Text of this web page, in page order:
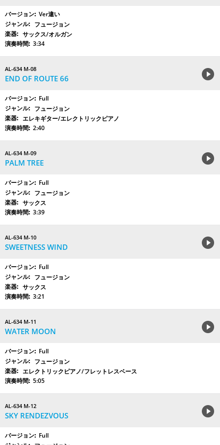
Ver違い
フュージョン
サックス/オルガン
3:34
AL-634 M-08
END OF ROUTE 66
Full
フュージョン
エレキギター/エレクトリックピアノ
2:40
AL-634 M-09
PALM TREE
Full
フュージョン
サックス
3:39
AL-634 M-10
SWEETNESS WIND
Full
フュージョン
サックス
3:21
AL-634 M-11
WATER MOON
Full
フュージョン
エレクトリックピアノ/フレットレスベース
5:05
AL-634 M-12
SKY RENDEZVOUS
Full